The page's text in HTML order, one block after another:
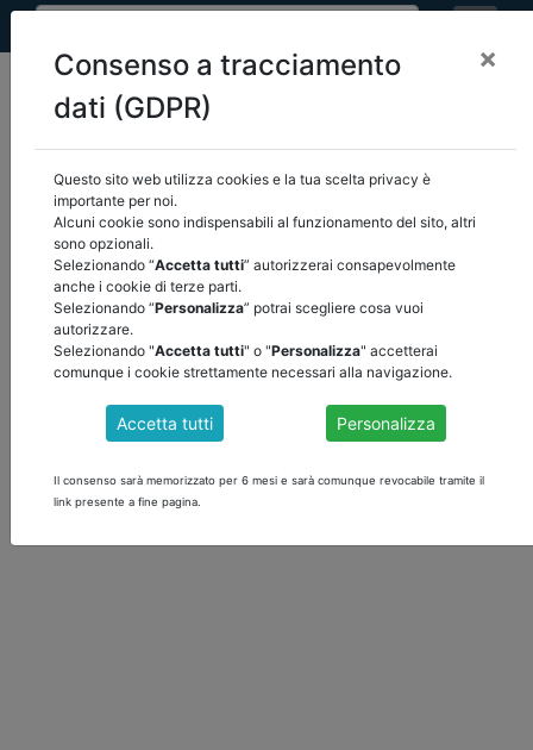
Attenzione, il contenuto è visibile solamente agli utenti registrati.
ACCEDI
Consenso a tracciamento
dati (GDPR)
×
Questo sito web utilizza cookies e la tua scelta privacy è
importante per noi.
Alcuni cookie sono indispensabili al funzionamento del sito, altri
sono opzionali.
Selezionando “Accetta tutti” autorizzerai consapevolmente
anche i cookie di terze parti.
Selezionando “Personalizza” potrai scegliere cosa vuoi
autorizzare.
Selezionando "Accetta tutti" o "Personalizza" accetterai
comunque i cookie strettamente necessari alla navigazione.
Accetta tutti Personalizza
Il consenso sarà memorizzato per 6 mesi e sarà comunque revocabile tramite il
link presente a fine pagina.